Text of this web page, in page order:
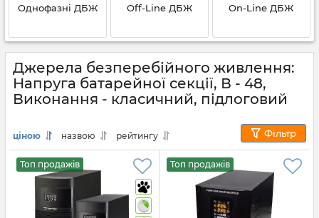
Однофазні ДБЖ Off-Line ДБЖ On-Line ДБЖ
Джерела безперебійного живлення:
Напруга батарейної секції, В - 48,
Виконання - класичний, підлоговий
ціною назвою рейтингу Фільтр
Топ продажів Топ продажів